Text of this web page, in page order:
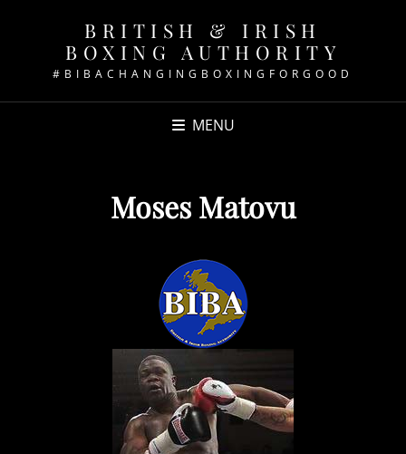
BRITISH & IRISH
BOXING AUTHORITY
#BIBACHANGINGBOXINGFORGOOD
MENU
Moses Matovu